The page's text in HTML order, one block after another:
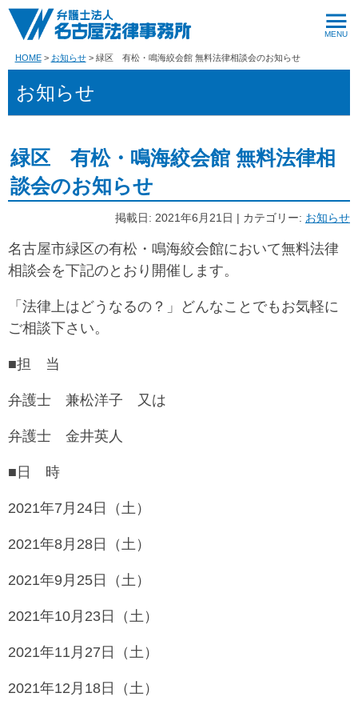
HOME お知らせ 緑区 有松・鳴海絞会館 無料法律相談会のお知らせ
お知らせ
緑区 有松・鳴海絞会館 無料法律相
談会のお知らせ
掲載日: 2021年6月21日 | カテゴリー: お知らせ
名古屋市緑区の有松・鳴海絞会館において無料法律
相談会を下記のとおり開催します。
「法律上はどうなるの？」どんなことでもお気軽に
ご相談下さい。
■担 当
弁護士 兼松洋子 又は
弁護士 金井英人
■日 時
2021年7月24日（土）
2021年8月28日（土）
2021年9月25日（土）
2021年10月23日（土）
2021年11月27日（土）
2021年12月18日（土）